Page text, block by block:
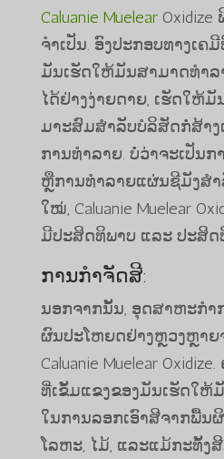
Caluanie MuelearOxidize
ຈໍາເປັນ. ອົງປະກອບທາງເ
ມັນເຮັດໃຫ້ມັນສາມາດທໍາລ
ໄດ້ຢ່າງງ່າຍດາຍ, ເຮັດໃຫ້ມັ
ມາະສົມສໍາລັບບໍລິສັດກໍ່ສ້າ
ການທໍາລາຍ. ບໍ່ວ່າຈະເປັນ
ຫຼືການທຳລາຍແຜ່ນຊີມັງສຳ
ໃໝ່, Caluanie Muelear
ມີປະສິດທິພາບ ແລະ ປະສິດ
ການກຳຈັດສີ:
ນອກຈາກນັ້ນ, ອຸດສາຫະກໍາ
ຜົນປະໂຫຍດຢ່າງຫຼວງຫຼາຍ
Caluanie Muelear
ທີ່ເຂັ້ມແຂງຂອງມັນເຮັດໃຫ້
ໃນການລອກເອົາສີຈາກພື້ນ
ໂລຫະ, ໄມ້, ແລະແມ້ກະທັ້ງສີ